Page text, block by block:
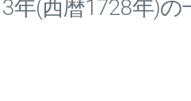
年(西暦1728年)の